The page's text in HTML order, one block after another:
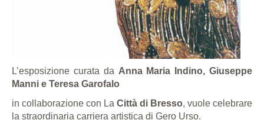
L’esposizione curata da Anna Maria Indino, Giuseppe
Manni e Teresa Garofalo
in collaborazione con La Città di Bresso, vuole celebrare
la straordinaria carriera artistica di Gero Urso.